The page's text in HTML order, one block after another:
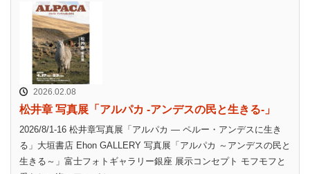
2026.02.08
松井章 写真展「アルパカ -アンデスの民と生きる-」
2026/8/1-16 松井章写真展「アルパカ ― ペルー・アンデスに生き
る」大垣書店 Ehon GALLERY 写真展「アルパカ ～アンデスの民と
生きる～」富士フォトギャラリー銀座 展示コンセプト モフモフと